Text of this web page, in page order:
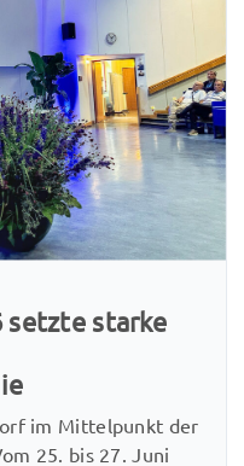
setzte starke
im Mittelpunkt der
25. bis 27. Juni